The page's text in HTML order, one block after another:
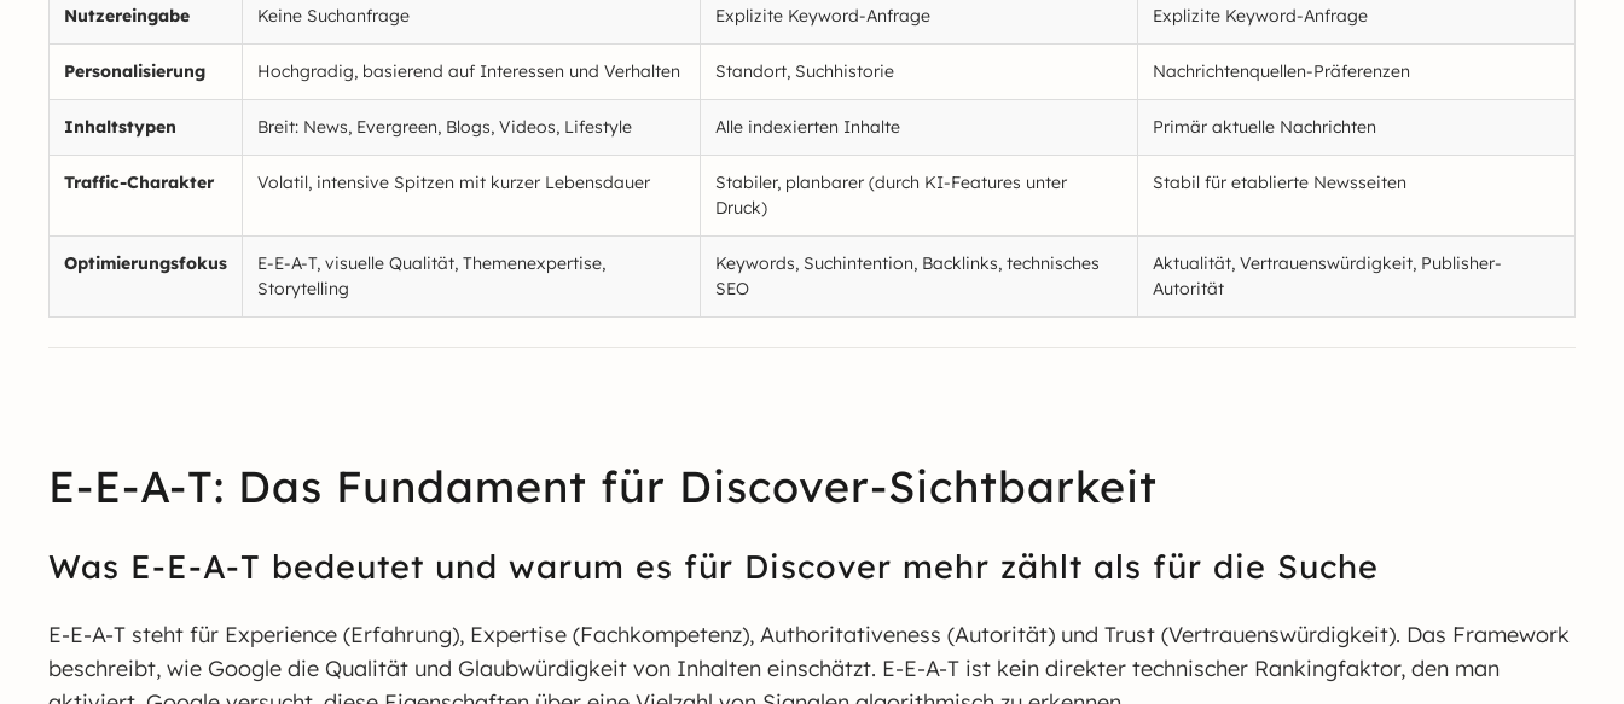
Nutzereingabe Keine Suchanfrage Explizite Keyword-Anfrage Explizite Keyword-Anfrage
Personalisierung Hochgradig, basierend auf Interessen und Verhalten Standort, Suchhistorie Nachrichtenquellen-Präferenzen
Inhaltstypen Breit: News, Evergreen, Blogs, Videos, Lifestyle Alle indexierten Inhalte Primär aktuelle Nachrichten
Traffic-Charakter Volatil, intensive Spitzen mit kurzer Lebensdauer
Stabiler, planbarer (durch KI-Features unter
Druck)
Stabil für etablierte Newsseiten
Optimierungsfokus
E-E-A-T, visuelle Qualität, Themenexpertise,
Storytelling
Keywords, Suchintention, Backlinks, technisches
SEO
Aktualität, Vertrauenswürdigkeit, Publisher-
Autorität
E-E-A-T: Das Fundament für Discover-Sichtbarkeit
Was E-E-A-T bedeutet und warum es für Discover mehr zählt als für die Suche
E-E-A-T steht für Experience (Erfahrung), Expertise (Fachkompetenz), Authoritativeness (Autorität) und Trust (Vertrauenswürdigkeit). Das Framework
beschreibt, wie Google die Qualität und Glaubwürdigkeit von Inhalten einschätzt. E-E-A-T ist kein direkter technischer Rankingfaktor, den man